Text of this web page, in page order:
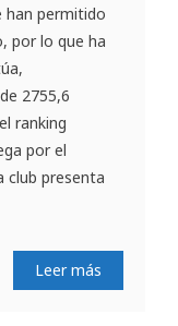
han permitido
por lo que ha
2755,6
ranking
por el
club presenta
Leer más